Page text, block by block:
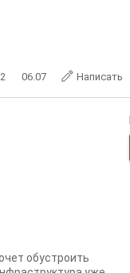
2 06.07 Написать
обустроить